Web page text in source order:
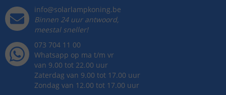
info@solarlampkoning.be
Binnen 24 uur antwoord,
meestal sneller!
073 704 11 00
Whatsapp op ma t/m vr
van 9.00 tot 22.00 uur
Zaterdag van 9.00 tot 17.00 uur
Zondag van 12.00 tot 17.00 uur